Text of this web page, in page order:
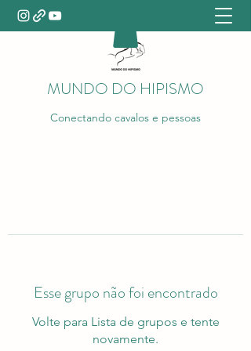
MUNDO DO HIPISMO
Conectando cavalos e pessoas
Esse grupo não foi encontrado
Volte para Lista de grupos e tente
novamente.